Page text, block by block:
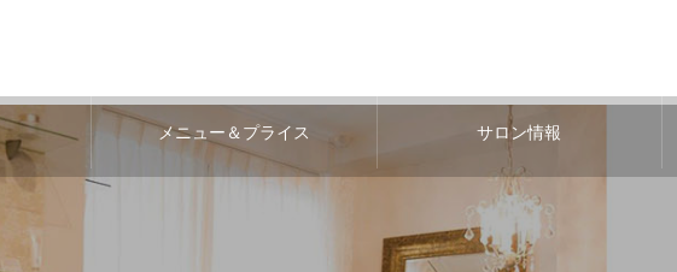
メニュー＆プライス サロン情報